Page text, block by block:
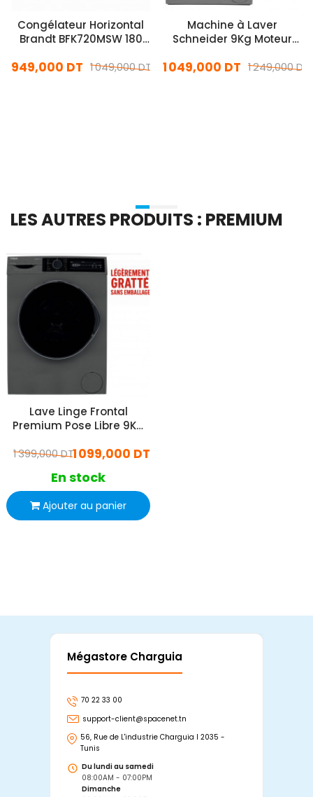
Congélateur Horizontal
Brandt BFK720MSW 180
1 049,000 DT
949,000 DT
Machine à Laver
Schneider 9Kg Moteur
Silver 1 249,000 DT
1 049,000 DT
LES AUTRES PRODUITS : PREMIUM
Lave Linge Frontal
Premium Pose Libre 9Kg
1 099,000 DT
1 399,000 DT
En stock
Ajouter au panier
Mégastore Charguia
70 22 33 00
support-client@spacenet.tn
56, Rue de L'industrie Charguia I 2035 -
Tunis
Du lundi au samedi
08:00AM - 07:00PM
Dimanche